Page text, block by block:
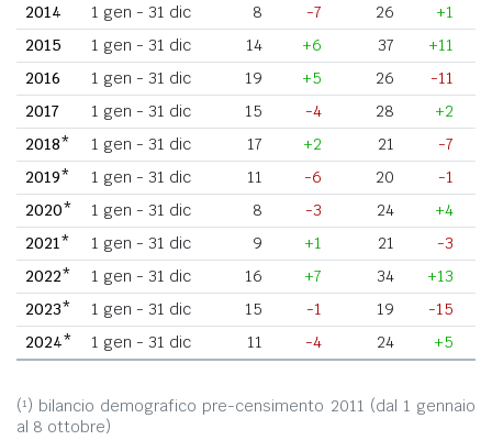
2014
1 gen - 31 dic 8 -7 26
+1
2015
1 gen - 31 dic 14 +6 37
+11
2016
1 gen - 31 dic 19 +5 26
-11
2017
1 gen - 31 dic 15 -4 28
+2
2018*
1 gen - 31 dic 17 +2 21
-7
2019*
1 gen - 31 dic 11 -6 20
-1
2020*
1 gen - 31 dic 8 -3 24
+4
2021*
1 gen - 31 dic 9 +1 21
-3
2022*
1 gen - 31 dic 16 +7 34
+13
2023*
1 gen - 31 dic 15 -1 19
-15
2024*
1 gen - 31 dic 11 -4 24 +5
(¹) bilancio demografico pre-censimento 2011 (dal 1 gennaio
al 8 ottobre)